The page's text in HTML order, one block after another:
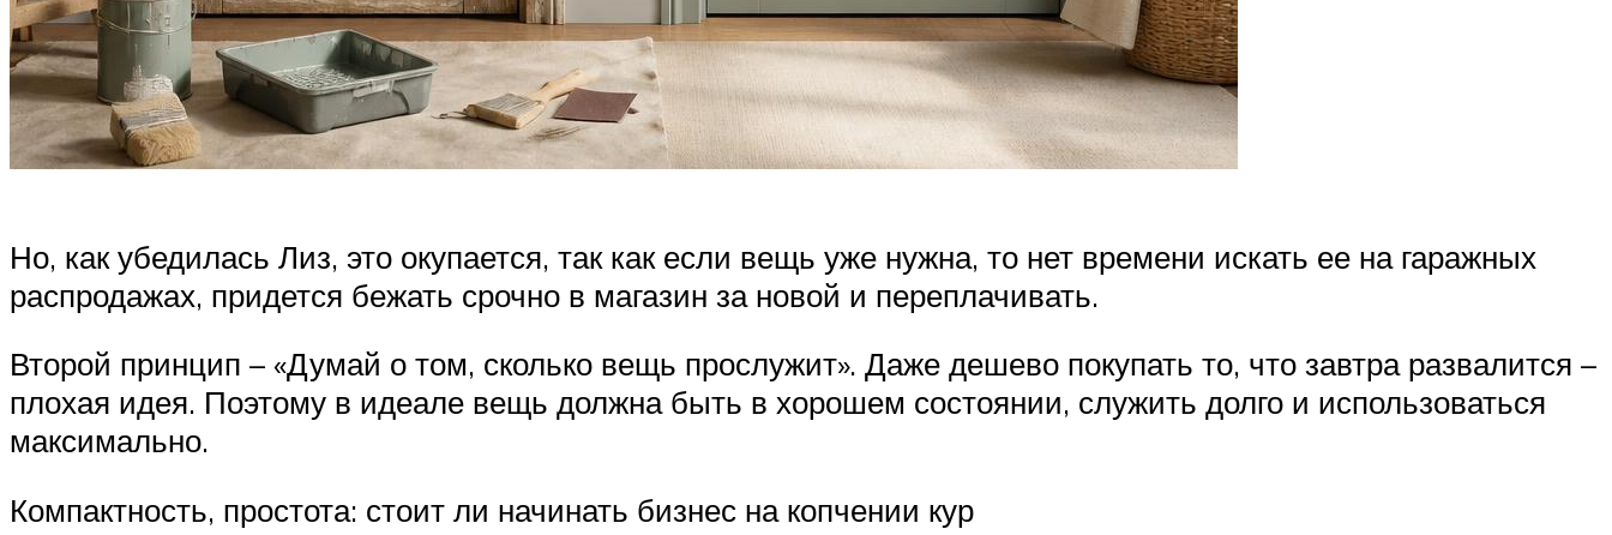
Но, как убедилась Лиз, это окупается, так как если вещь уже нужна, то нет времени искать ее на гаражных
распродажах, придется бежать срочно в магазин за новой и переплачивать.
Второй принцип – «Думай о том, сколько вещь прослужит». Даже дешево покупать то, что завтра развалится –
плохая идея. Поэтому в идеале вещь должна быть в хорошем состоянии, служить долго и использоваться
максимально.
Компактность, простота: стоит ли начинать бизнес на копчении кур